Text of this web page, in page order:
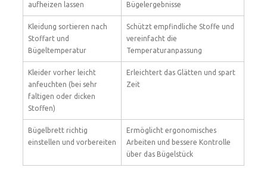
aufheizen lassen
Bügelergebnisse
Kleidung sortieren nach
Stoffart und
Bügeltemperatur
Schützt empfindliche Stoffe und
vereinfacht die
Temperaturanpassung
Kleider vorher leicht
anfeuchten (bei sehr
faltigen oder dicken
Stoffen)
Erleichtert das Glätten und spart
Zeit
Bügelbrett richtig
einstellen und vorbereiten
Ermöglicht ergonomisches
Arbeiten und bessere Kontrolle
über das Bügelstück